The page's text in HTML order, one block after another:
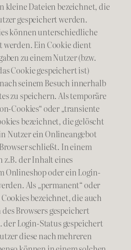
kleine Dateien bezeichnet, die
gespeichert werden.
können unterschiedliche
werden. Ein Cookie dient
zu einem Nutzer (bzw.
Cookie gespeichert ist)
seinem Besuch innerhalb
zu speichern. Als temporäre
Cookies“ oder „transiente
bezeichnet, die gelöscht
Nutzer ein Onlineangebot
schließt. In einem
z.B. der Inhalt eines
Onlineshop oder ein Login-
Als „permanent“ oder
bezeichnet, die auch
Browsers gespeichert
der Login-Status gespeichert
diese nach mehreren